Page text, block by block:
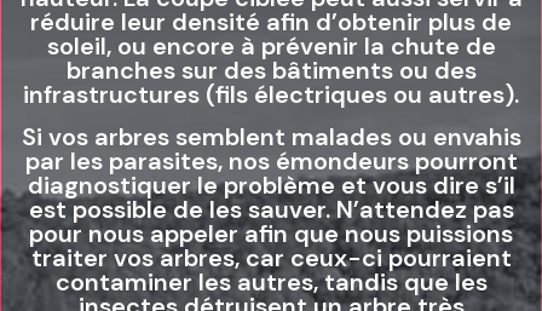
réduire leur densité afin d’obtenir plus de
soleil, ou encore à prévenir la chute de
branches sur des bâtiments ou des
infrastructures (fils électriques ou autres).
Si vos arbres semblent malades ou envahis
par les parasites, nos émondeurs pourront
diagnostiquer le problème et vous dire s’il
est possible de les sauver. N’attendez pas
pour nous appeler afin que nous puissions
traiter vos arbres, car ceux-ci pourraient
contaminer les autres, tandis que les